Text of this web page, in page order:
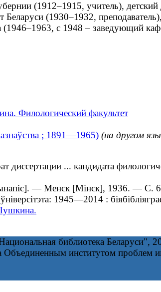
(1912–1915, учитель),
(1930–1932,
с 1948 – заведующий
Филологический факультет
; 1891—1965) (на другом
диссертации ... кандидата
— Менск [Мінск], 1936. — С.
1945—2014 :
библиотека Беларуси",
Объединенным институтом